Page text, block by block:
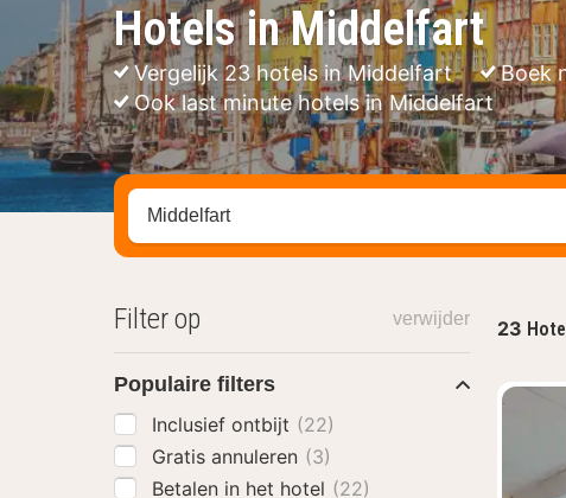
Hotels in Middelfart
Vergelijk 23 hotels in Middelfart
Boek
Ook last minute hotels in Middelfart
Zoek op hotel, regio of stad
23
Filter op verwijder
Populaire filters
Inclusief ontbijt (22)
Gratis annuleren (3)
Betalen in het hotel (22)